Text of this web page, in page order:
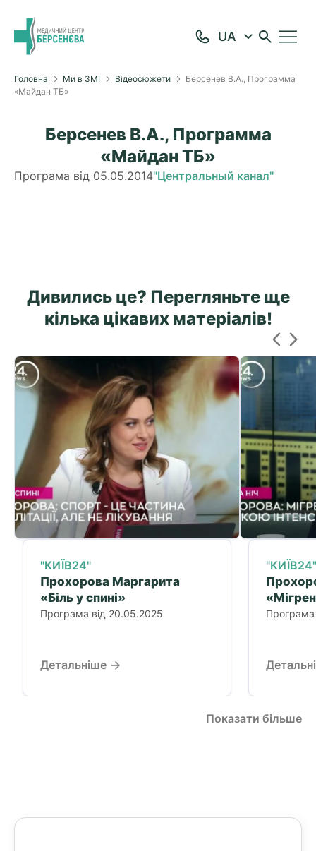
Головна Ми в ЗМІ Відеосюжети
Берсенев В.А., Программа
«Майдан ТБ»
Берсенев В.А., Программа
«Майдан ТБ»
Програма від 05.05.2014"Центральный канал"
Дивились це? Перегляньте ще
кілька цікавих матеріалів!
"КИЇВ24"
Прохорова Маргарита
«Біль у спині»
Програма від 20.05.2025
Детальніше
"КИЇВ24"
Програма
Показати більше